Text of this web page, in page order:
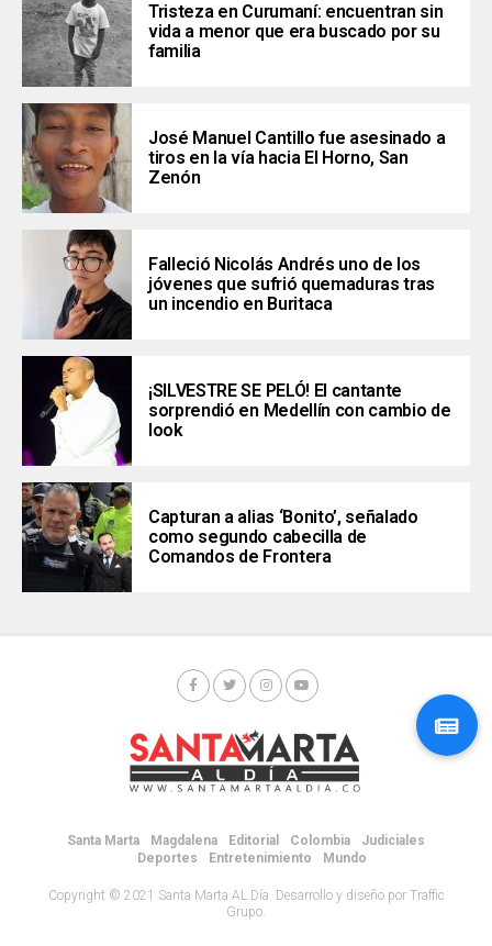
Tristeza en Curumaní: encuentran sin
vida a menor que era buscado por su
familia
José Manuel Cantillo fue asesinado a
tiros en la vía hacia El Horno, San
Zenón
Falleció Nicolás Andrés uno de los
jóvenes que sufrió quemaduras tras
un incendio en Buritaca
¡SILVESTRE SE PELÓ! El cantante
sorprendió en Medellín con cambio de
look
Capturan a alias ‘Bonito’, señalado
como segundo cabecilla de
Comandos de Frontera
Santa Marta Magdalena Editorial Colombia
Judiciales
Deportes
Entretenimiento Mundo
Copyright © 2021 Santa Marta AL Día. Desarrollo y diseño por Traffic
Grupo.